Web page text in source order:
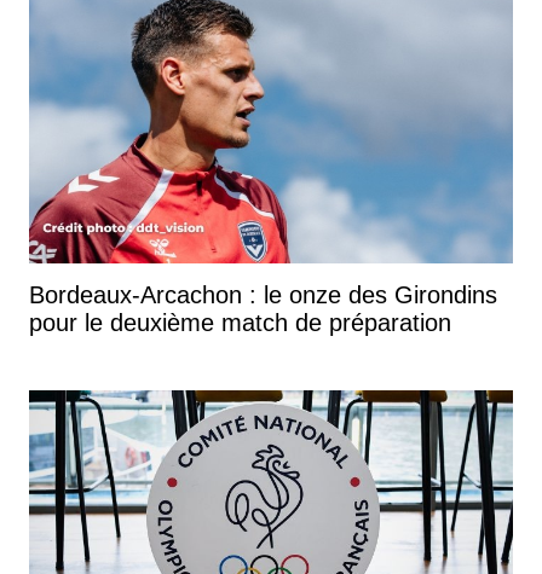
Bordeaux-Arcachon : le onze des Girondins
pour le deuxième match de préparation